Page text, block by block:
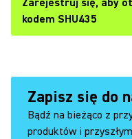
Zarejestruj się, aby
kodem SHU435
Zapisz się do
Bądź na bieżąco z
produktów i